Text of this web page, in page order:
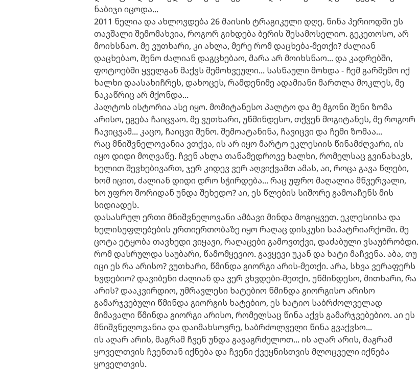
ნაბიჯი იცოდა...
2011 წელია და ახლოვდება 26 მაისის ტრაგიკული დღე. წინა პერიოდში ეს
თავშალი შემომახვია, როგორ გიხდება ბერის შესამოსელიო.გეკეთოსო, არ
მოიხსნაო. მე ვუთხარი, კი ახლა, მერე რომ დაცხება-მეთქი? ძალიან
დაცხებაო, შენო ძალიან დაგცხებაო, მარა არ მოიხსნაო... და კადრებში,
ფოტოებში ყველგან მაქვს შემოხვეული... სასწაული მოხდა - ჩემ გარშემო იქ
ხალხი დაასახიჩრეს, დახოცეს, რამდენიმე ადამიანი მართლა მოკლეს, მე
ნაკაწრიც არ მქონდა...
პალტოს ისტორია ასე იყო. მომიტანესო პალტო და მე მგონი შენი ზომა
არისო, ეგება ჩაიცვაო. მე ვუთხარი, უწმინდესო, თქვენ მოგიტანეს, მე როგორ
ჩავიცვამ... კაცო, ჩაიცვი შენო.შემოატანინა, ჩავიცვი და ჩემი ზომაა...
რაც მნიშვნელოვანია ვთქვა, ის არ იყო მარტო ეკლესიის წინამძღვარი, ის
იყო დიდი მოღვაწე. ჩვენ ახლა თანამედროვე ხალხი, რომელსაც გვინახავს,
ხელით შევხებივართ, ჯერ კიდევ ვერ აღვიქვამთ ამას, აი, როცა გავა წლები,
ხომ იცით, ძალიან დიდი დრო სჭირდება... რაც უფრო მაღალია მწვერვალი,
ხო უფრო შორიდან უნდა შეხედო? აი, ეს წლების სიშორე გამოაჩენს მის
სიდიადეს.
დასასრულ ერთი მნიშვნელოვანი ამბავი მინდა მოგიყვეთ.ეკლესიისა და
ხელისუფლებების ურთიერთობაზე იყო რაღაც დისკუსი საპატრიარქოში. მე
ცოტა ეტყობა თავხედი ვიყავი, რაღაცები გამოვთქვი, დაძაბული ვსაუბრობდი.
რომ დასრულდა საუბარი, წამომყევიო. გავყევი უკან და ხატი მაჩვენა. აბა, თუ
იცი ეს რა არისო? ვუთხარი, წმინდა გიორგი არის-მეთქი. არა, სხვა ვერაფერს
ხვდებიო? დავიბენი ძალიან და ვერ ვხვდები-მეთქი, უწმინდესო, მითხარი, რა
არის? დააკვირდიო, უმრავლესი ხატებიო წმინდა გიორგისო არისო
გამარჯვებული წმინდა გიორგის ხატებიო, ეს ხატიო საბრძოლველად
მიმავალი წმინდა გიორგი არისო, რომელსაც წინა აქვს გამარჯვებებიო. აი ეს
მნიშვნელოვანია და დაიმახსოვრე, საბრძოლველი წინა გვაქვსო...
ის აღარ არის, მაგრამ ჩვენ უნდა გავაგრძელოთ... ის აღარ არის, მაგრამ
ყოველთვის ჩვენთან იქნება და ჩვენი ქვეყნისთვის მლოცველი იქნება
ყოველთვის.